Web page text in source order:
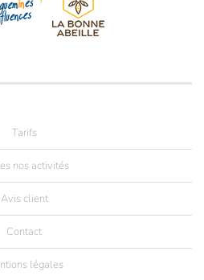
Tarifs
nos activités
Avis client
Contact
légales